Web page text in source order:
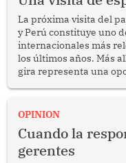
La próxima visita del
y Perú constituye uno
internacionales más
los últimos años. Más
gira representa una
enfrenta desafíos en
OPINION
Cuando la
gerentes